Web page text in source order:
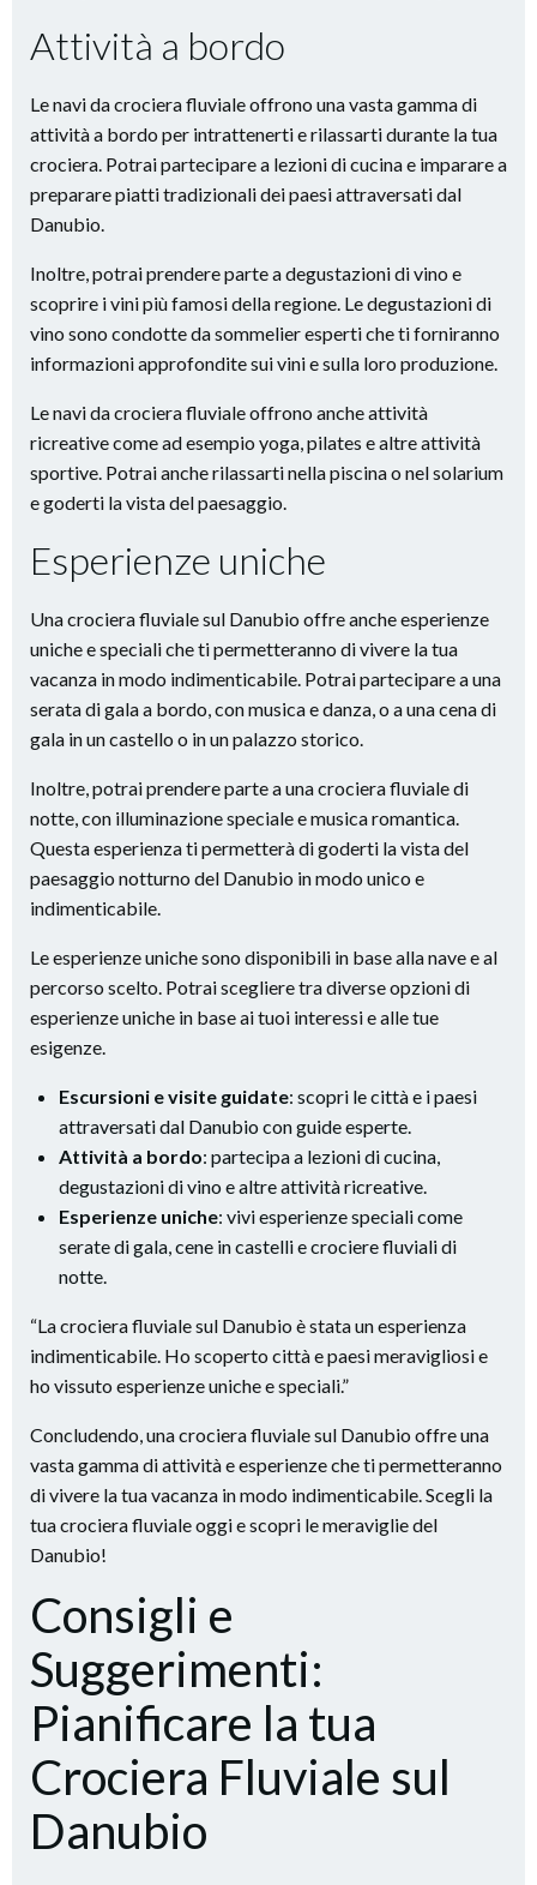
Attività a bordo
Le navi da crociera fluviale offrono una vasta gamma di
attività a bordo per intrattenerti e rilassarti durante la tua
crociera. Potrai partecipare a lezioni di cucina e imparare a
preparare piatti tradizionali dei paesi attraversati dal
Danubio.
Inoltre, potrai prendere parte a degustazioni di vino e
scoprire i vini più famosi della regione. Le degustazioni di
vino sono condotte da sommelier esperti che ti forniranno
informazioni approfondite sui vini e sulla loro produzione.
Le navi da crociera fluviale offrono anche attività
ricreative come ad esempio yoga, pilates e altre attività
sportive. Potrai anche rilassarti nella piscina o nel solarium
e goderti la vista del paesaggio.
Esperienze uniche
Una crociera fluviale sul Danubio offre anche esperienze
uniche e speciali che ti permetteranno di vivere la tua
vacanza in modo indimenticabile. Potrai partecipare a una
serata di gala a bordo, con musica e danza, o a una cena di
gala in un castello o in un palazzo storico.
Inoltre, potrai prendere parte a una crociera fluviale di
notte, con illuminazione speciale e musica romantica.
Questa esperienza ti permetterà di goderti la vista del
paesaggio notturno del Danubio in modo unico e
indimenticabile.
Le esperienze uniche sono disponibili in base alla nave e al
percorso scelto. Potrai scegliere tra diverse opzioni di
esperienze uniche in base ai tuoi interessi e alle tue
esigenze.
Escursioni e visite guidate: scopri le città e i paesi
attraversati dal Danubio con guide esperte.
Attività a bordo: partecipa a lezioni di cucina,
degustazioni di vino e altre attività ricreative.
Esperienze uniche: vivi esperienze speciali come
serate di gala, cene in castelli e crociere fluviali di
notte.
“La crociera fluviale sul Danubio è stata un esperienza
indimenticabile. Ho scoperto città e paesi meravigliosi e
ho vissuto esperienze uniche e speciali.”
Concludendo, una crociera fluviale sul Danubio offre una
vasta gamma di attività e esperienze che ti permetteranno
di vivere la tua vacanza in modo indimenticabile. Scegli la
tua crociera fluviale oggi e scopri le meraviglie del
Danubio!
Consigli e
Suggerimenti:
Pianificare la tua
Crociera Fluviale sul
Danubio